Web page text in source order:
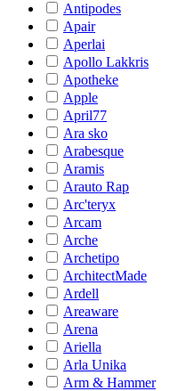
Antipodes
Apair
Aperlai
Apollo Lakkris
Apotheke
Apple
April77
Ara sko
Arabesque
Aramis
Arauto Rap
Arc'teryx
Arcam
Arche
Archetipo
ArchitectMade
Ardell
Areaware
Arena
Ariella
Arla Unika
Arm & Hammer